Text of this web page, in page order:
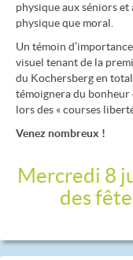
physique aux séniors
physique que moral.
Un témoin d’importance,
visuel tenant de la
du Kochersberg en
témoignera du bonheur
lors des « courses
Venez nombreux !
Mercredi 8
des